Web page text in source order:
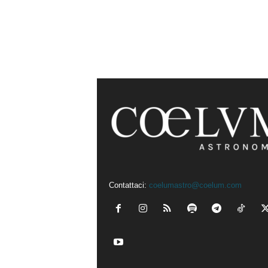
Contattaci: coelumastro@coelum.com